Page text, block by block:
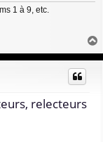
1 à 9, etc.
u
relecteurs